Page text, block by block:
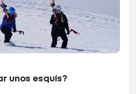
unos esquís?